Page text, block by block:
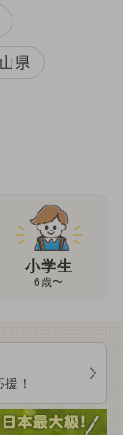
県
小学生
6歳〜
！